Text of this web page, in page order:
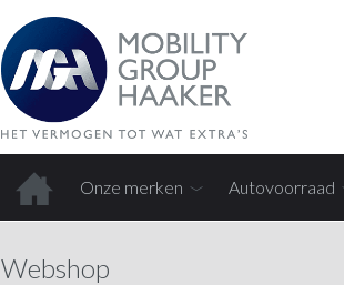
Onze merken Autovoorraad
Webshop